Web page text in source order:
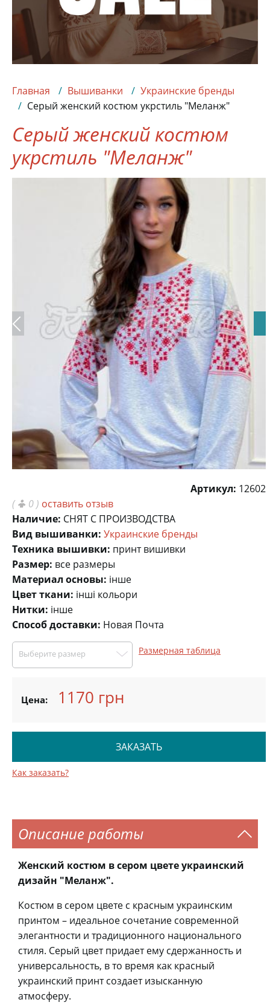
Главная Вышиванки
Украинские бренды
Серый женский костюм укрстиль "Меланж"
Серый женский костюм
укрстиль "Меланж"
Артикул: 12602
(
0 ) оставить отзыв
Наличие: СНЯТ С ПРОИЗВОДСТВА
Вид вышиванки: Украинские бренды
Техника вышивки: принт вишивки
Размер: все размеры
Материал основы: інше
Цвет ткани: інші кольори
Нитки: інше
Способ доставки: Новая Почта
Выберите размер Размерная таблица
Цена: 1170 грн
ЗАКАЗАТЬ
Как заказать?
Описание работы
Женский костюм в сером цвете украинский
дизайн "Меланж".
Костюм в сером цвете с красным украинским
принтом – идеальное сочетание современной
элегантности и традиционного национального
стиля. Серый цвет придает ему сдержанность и
универсальность, в то время как красный
украинский принт создает изысканную
атмосферу.